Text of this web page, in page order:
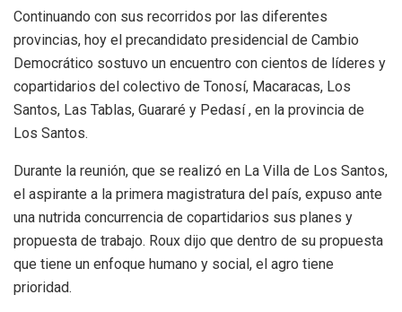
Continuando con sus recorridos por las diferentes
provincias, hoy el precandidato presidencial de Cambio
Democrático sostuvo un encuentro con cientos de líderes y
copartidarios del colectivo de Tonosí, Macaracas, Los
Santos, Las Tablas, Guararé y Pedasí , en la provincia de
Los Santos.
Durante la reunión, que se realizó en La Villa de Los Santos,
el aspirante a la primera magistratura del país, expuso ante
una nutrida concurrencia de copartidarios sus planes y
propuesta de trabajo. Roux dijo que dentro de su propuesta
que tiene un enfoque humano y social, el agro tiene
prioridad.